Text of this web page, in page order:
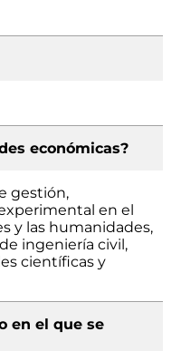
económicas?
gestión,
en el
y las humanidades,
ingeniería civil,
científicas y
en el que se